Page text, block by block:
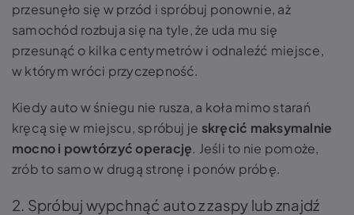
przesunęło się w przód i spróbuj ponownie, aż
samochód rozbuja się na tyle, że uda mu się
przesunąć o kilka centymetrów i odnaleźć miejsce,
w którym wróci przyczepność.
Kiedy auto w śniegu nie rusza, a koła mimo starań
kręcą się w miejscu, spróbuj je skręcić maksymalnie
mocno i powtórzyć operację. Jeśli to nie pomoże,
zrób to samo w drugą stronę i ponów próbę.
2. Spróbuj wypchnąć auto z zaspy lub znajdź